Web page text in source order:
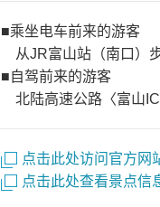
■乘坐电车前来的游客
从JR富山站（南口）
■自驾前来的游客
北陆高速公路〈富山
点击此处访问官方网
点击此处查看景点信